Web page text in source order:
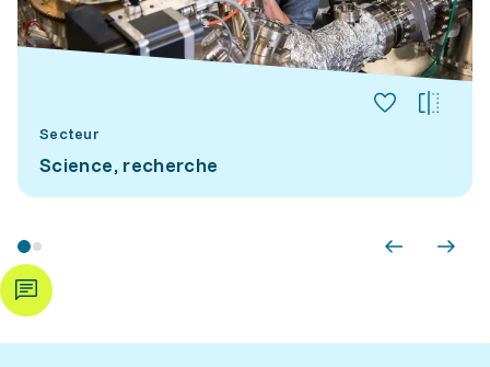
Secteur
Science, recherche